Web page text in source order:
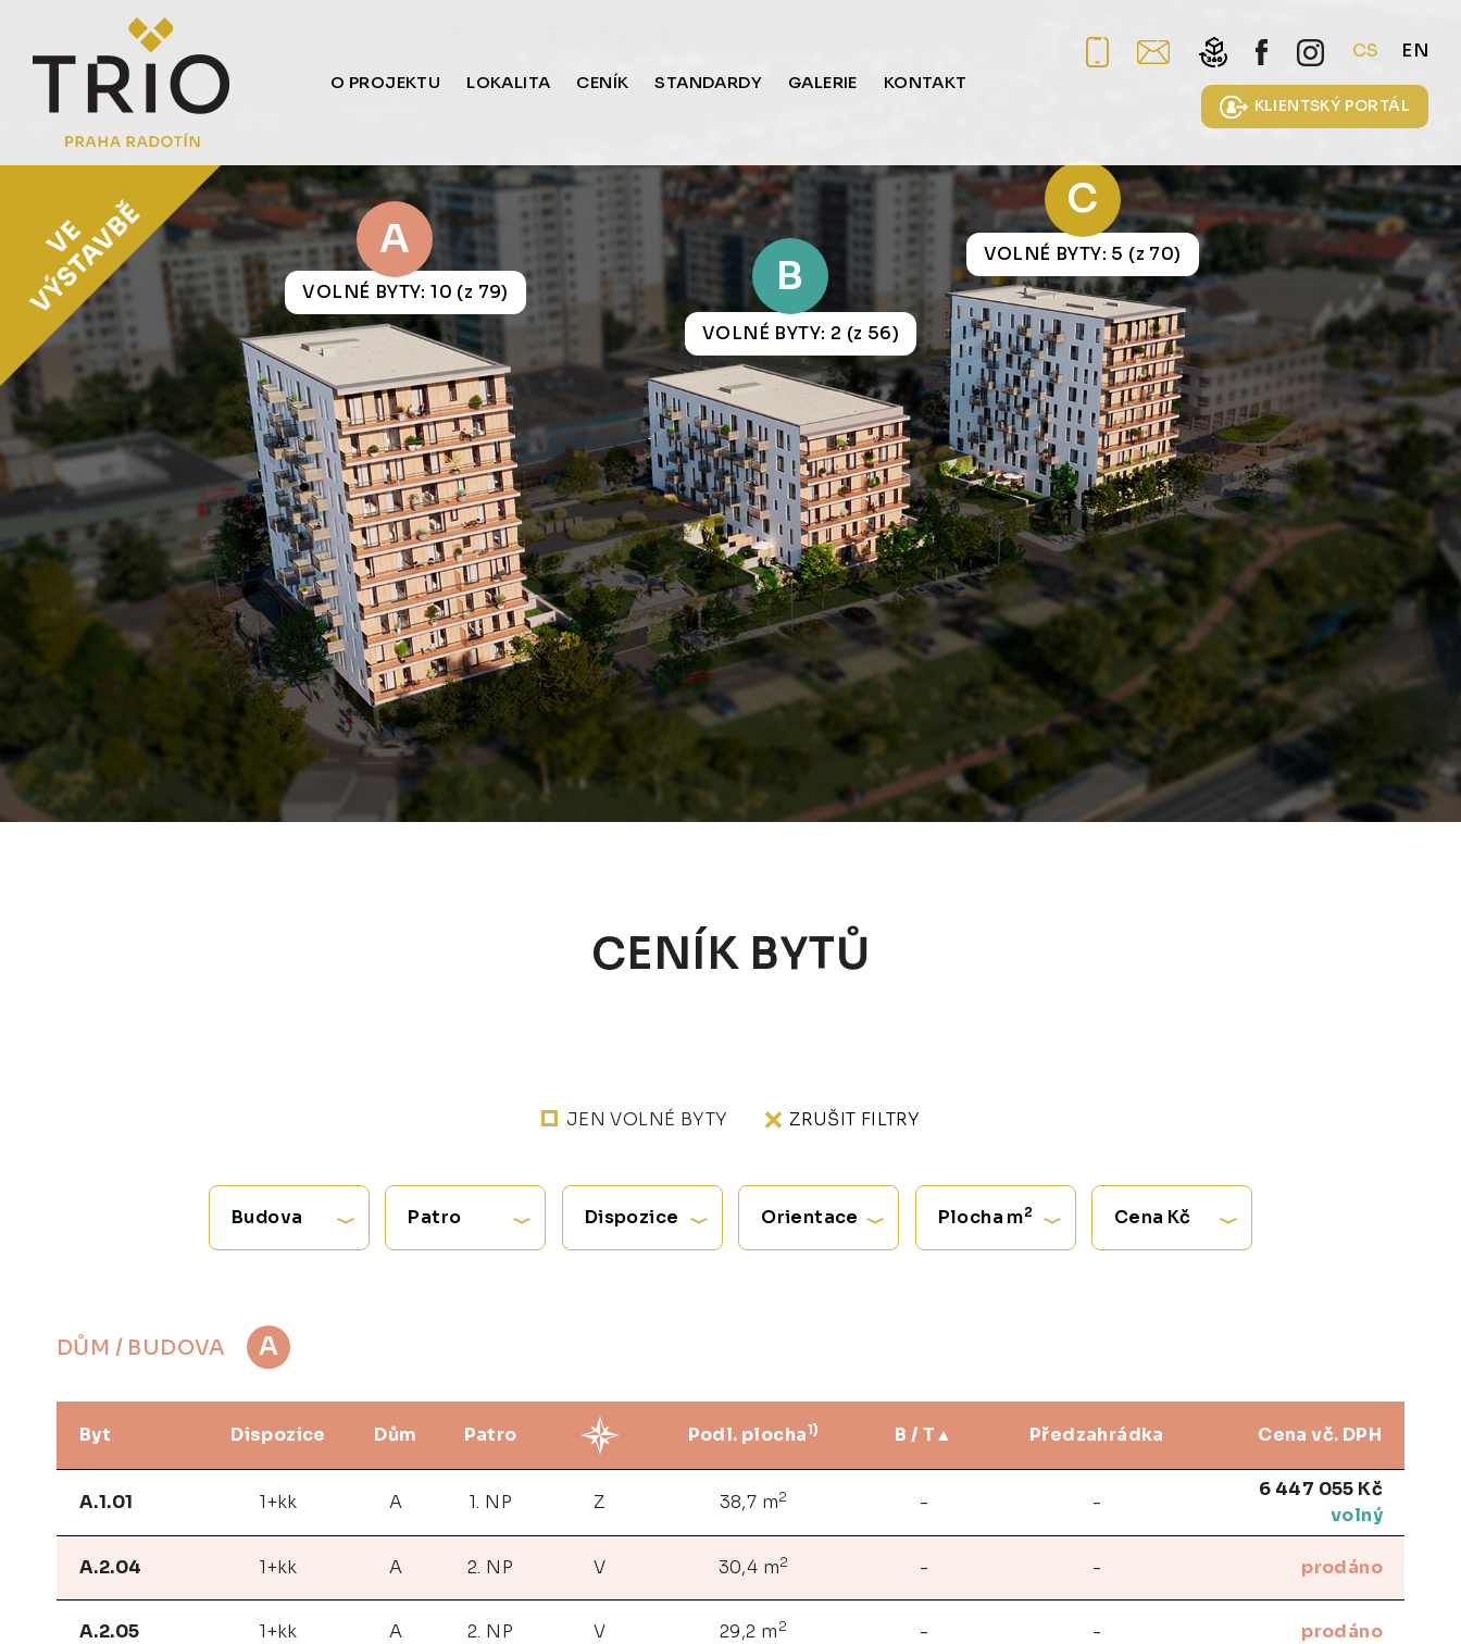
O PROJEKTU LOKALITA CENÍK STANDARDY GALERIE KONTAKT
CS EN
KLIENTSKÝ PORTÁL
A
B
C
VOLNÉ BYTY: 10 (z 79)
VOLNÉ BYTY: 2 (z 56)
VOLNÉ BYTY: 5 (z 70)
CENÍK BYTŮ
JEN VOLNÉ BYTY ZRUŠIT FILTRY
Budova Patro Dispozice Orientace Plocha m2 Cena Kč
DŮM / BUDOVA A
Byt Dispozice Dům Patro Podl. plocha1) B / T Předzahrádka Cena vč. DPH
A.1.01 1+kk A 1. NP Z 38,7 m2 - -
6 447 055 Kč
volný
A.2.04 1+kk A 2. NP V 30,4 m2 - - prodáno
A.2.05 1+kk A 2. NP V 29,2 m 2 - - prodáno